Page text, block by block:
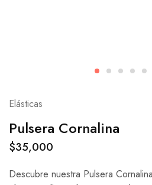
Elásticas
Pulsera Cornalina
$35,000
Descubre nuestra Pulsera